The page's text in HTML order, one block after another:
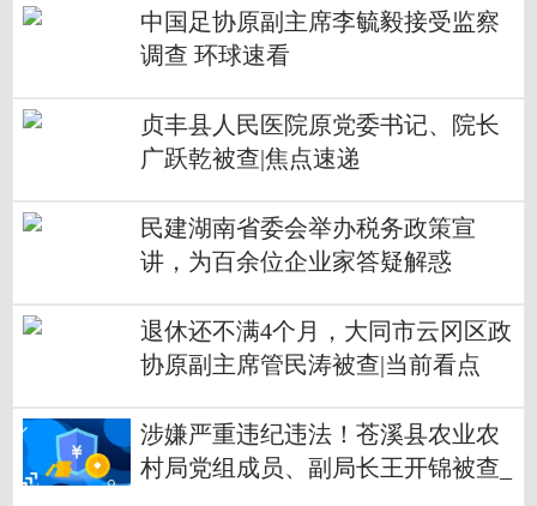
中国足协原副主席李毓毅接受监察
调查 环球速看
贞丰县人民医院原党委书记、院长
广跃乾被查|焦点速递
民建湖南省委会举办税务政策宣
讲，为百余位企业家答疑解惑
退休还不满4个月，大同市云冈区政
协原副主席管民涛被查|当前看点
涉嫌严重违纪违法！苍溪县农业农
村局党组成员、副局长王开锦被查_